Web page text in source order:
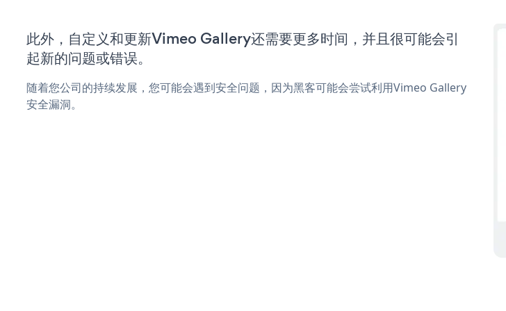
此外，自定义和更新Vimeo Gallery还需要更多时间，并且很可能会引
起新的问题或错误。
随着您公司的持续发展，您可能会遇到安全问题，因为黑客可能会尝试利用Vimeo Gallery
安全漏洞。